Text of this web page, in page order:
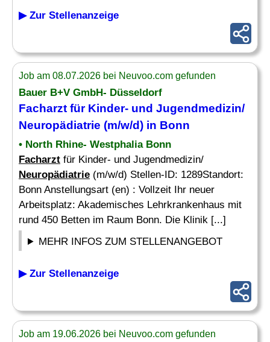
▶ Zur Stellenanzeige
Job am 08.07.2026 bei Neuvoo.com gefunden
Bauer B+V GmbH- Düsseldorf
Facharzt für Kinder- und Jugendmedizin/
Neuropädiatrie (m/w/d) in Bonn
• North Rhine- Westphalia Bonn
Facharzt für Kinder- und Jugendmedizin/
Neuropädiatrie (m/w/d) Stellen-ID: 1289Standort:
Bonn Anstellungsart (en) : Vollzeit Ihr neuer
Arbeitsplatz: Akademisches Lehrkrankenhaus mit
rund 450 Betten im Raum Bonn. Die Klinik [...]
MEHR INFOS ZUM STELLENANGEBOT
▶ Zur Stellenanzeige
Job am 19.06.2026 bei Neuvoo.com gefunden